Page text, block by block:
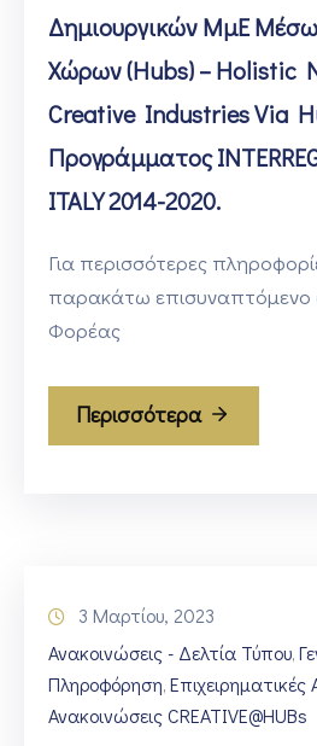
Δημιουργικών ΜμΕ
Χώρων (hubs) – Holistic
Creative Industries Via
Προγράμματος INTERREG
ITALY 2014-2020.
Για περισσότερες
παρακάτω επισυναπτόμενο
Φορέας
Περισσότερα
3 Μαρτίου, 2023
Ανακοινώσεις - Δελτία Τύπου‚
Πληροφόρηση‚
Ανακοινώσεις CREATIVE@HUBs